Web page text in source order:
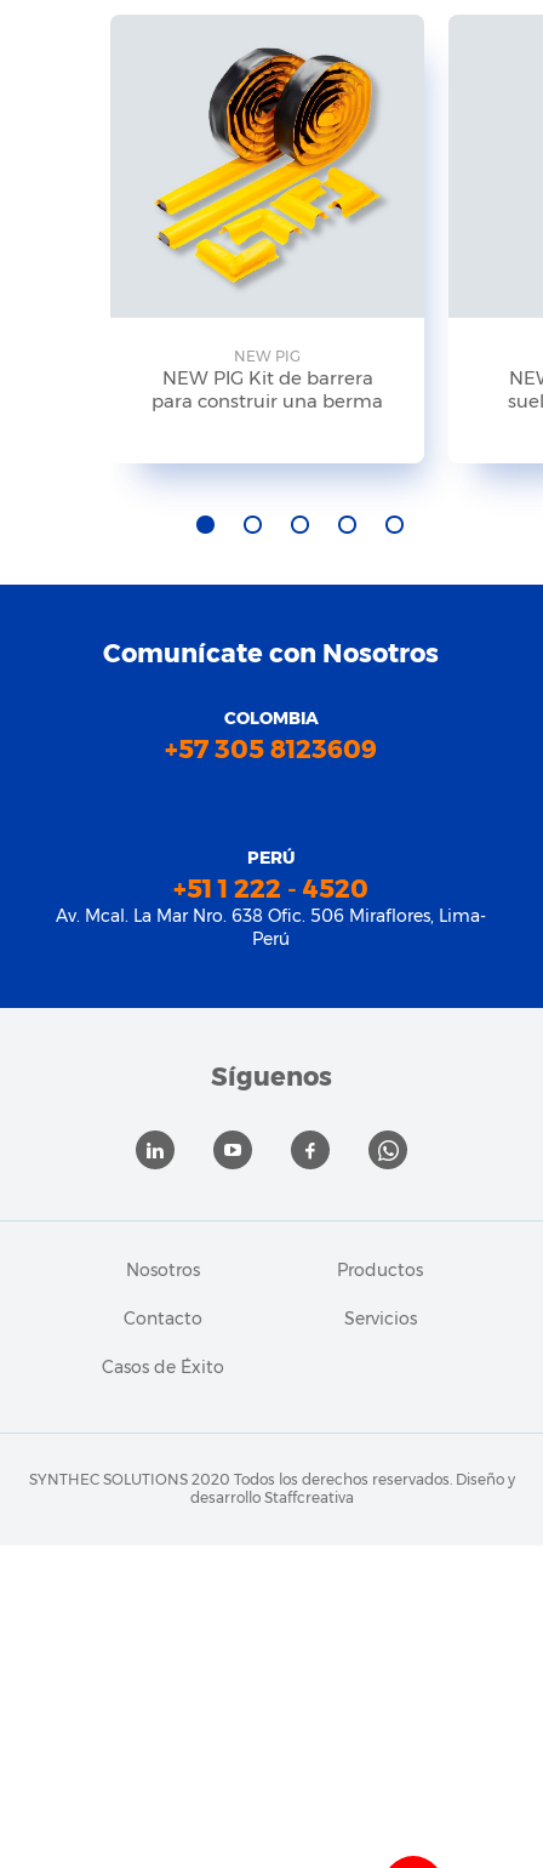
NEW PIG
NEW PIG Kit de barrera
para construir una berma
Comunícate con Nosotros
COLOMBIA
+57 305 8123609
PERÚ
+51 1 222 - 4520
Av. Mcal. La Mar Nro. 638 Ofic. 506 Miraflores, Lima-
Perú
Síguenos
Nosotros Productos
Contacto Servicios
Casos de Éxito
SYNTHEC SOLUTIONS 2020 Todos los derechos reservados. Diseño y
desarrollo Staffcreativa